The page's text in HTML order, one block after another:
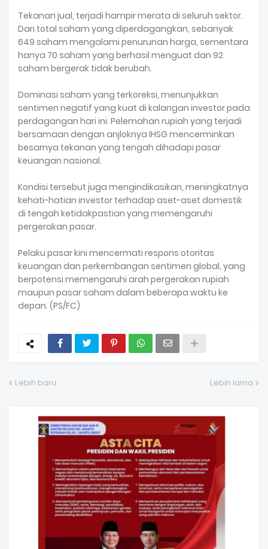
Tekanan jual, terjadi hampir merata di seluruh sektor.
Dari total saham yang diperdagangkan, sebanyak
649 saham mengalami penurunan harga, sementara
hanya 70 saham yang berhasil menguat dan 92
saham bergerak tidak berubah.
Dominasi saham yang terkoreksi, menunjukkan
sentimen negatif yang kuat di kalangan investor pada
perdagangan hari ini. Pelemahan rupiah yang terjadi
bersamaan dengan anjloknya IHSG mencerminkan
besarnya tekanan yang tengah dihadapi pasar
keuangan nasional.
Kondisi tersebut juga mengindikasikan, meningkatnya
kehati-hatian investor terhadap aset-aset domestik
di tengah ketidakpastian yang memengaruhi
pergerakan pasar.
Pelaku pasar kini mencermati respons otoritas
keuangan dan perkembangan sentimen global, yang
berpotensi memengaruhi arah pergerakan rupiah
maupun pasar saham dalam beberapa waktu ke
depan. (PS/FC)
Lebih baru Lebih lama